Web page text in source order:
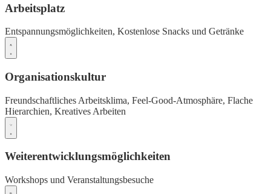
Arbeitsplatz
Entspannungsmöglichkeiten, Kostenlose Snacks und Getränke
Organisationskultur
Freundschaftliches Arbeitsklima, Feel-Good-Atmosphäre, Flache
Hierarchien, Kreatives Arbeiten
Weiterentwicklungsmöglichkeiten
Workshops und Veranstaltungsbesuche